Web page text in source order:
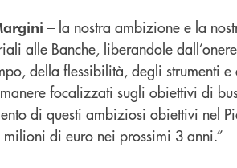
– la nostra ambizione e la
alle Banche, liberandole
della flessibilità, degli strumenti e
focalizzati sugli obiettivi di
di questi ambiziosi obiettivi nel
di euro nei prossimi 3 anni.”